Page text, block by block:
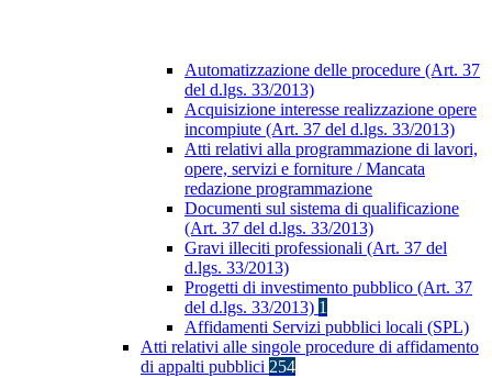
Automatizzazione delle procedure (Art. 37
del d.lgs. 33/2013)
Acquisizione interesse realizzazione opere
incompiute (Art. 37 del d.lgs. 33/2013)
Atti relativi alla programmazione di lavori,
opere, servizi e forniture / Mancata
redazione programmazione
Documenti sul sistema di qualificazione
(Art. 37 del d.lgs. 33/2013)
Gravi illeciti professionali (Art. 37 del
d.lgs. 33/2013)
Progetti di investimento pubblico (Art. 37
del d.lgs. 33/2013) 1
Affidamenti Servizi pubblici locali (SPL)
Atti relativi alle singole procedure di affidamento
di appalti pubblici 254